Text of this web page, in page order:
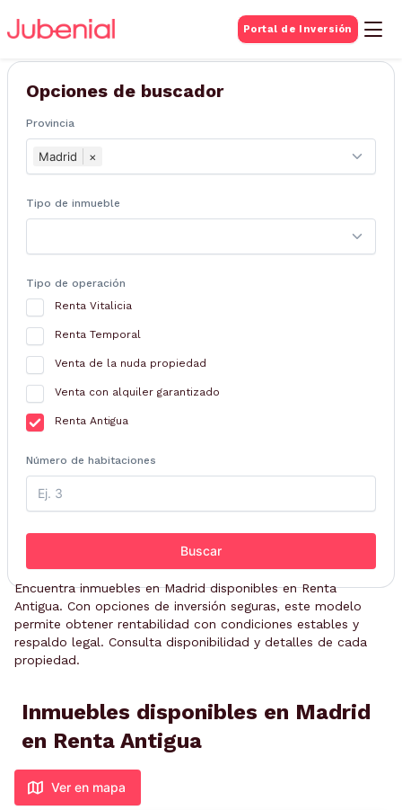
Portal de Inversión
BUSQUEDA DE
Inmuebles
Opciones de buscador
Provincia
Madrid ×
Tipo de inmueble
Tipo de operación
Renta Vitalicia
Renta Temporal
Venta de la nuda propiedad
Venta con alquiler garantizado
Renta Antigua
Número de habitaciones
Buscar
Encuentra inmuebles en Madrid disponibles en Renta
Antigua. Con opciones de inversión seguras, este modelo
permite obtener rentabilidad con condiciones estables y
respaldo legal. Consulta disponibilidad y detalles de cada
propiedad.
Inmuebles disponibles en Madrid
en Renta Antigua
Ver en mapa